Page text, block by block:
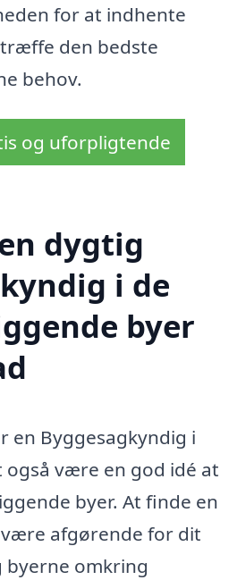
for at indhente
den bedste
behov.
og uforpligtende
dygtig
i de
byer
en Byggesagkyndig i
også være en god idé at
byer. At finde en
afgørende for dit
omkring